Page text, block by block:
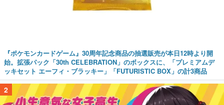
『ポケモンカードゲーム』30周年記念商品の抽選販売が本日12時より開
始。拡張パック「30th CELEBRATION」のボックスに、「プレミアムデ
ッキセット エーフィ・ブラッキー」「FUTURISTIC BOX」の計3商品
2